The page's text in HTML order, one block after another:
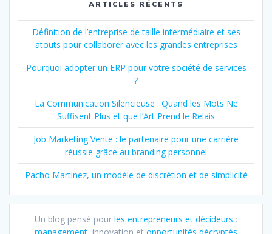
ARTICLES RÉCENTS
Définition de l’entreprise de taille intermédiaire et ses
atouts pour collaborer avec les grandes entreprises
Pourquoi adopter un ERP pour votre société de services
?
La Communication Silencieuse : Quand les Mots Ne
Suffisent Plus et que l’Art Prend le Relais
Job Marketing Vente : le partenaire pour une carrière
réussie grâce au branding personnel
Pacho Martinez, un modèle de discrétion et de simplicité
Un blog pensé pour les entrepreneurs et décideurs :